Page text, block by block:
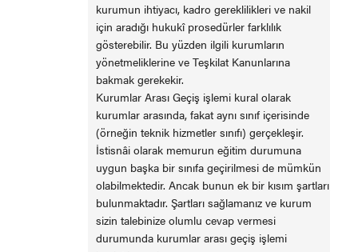
kurumun ihtiyacı, kadro gereklilikleri ve nakil
için aradığı hukukî prosedürler farklılık
gösterebilir. Bu yüzden ilgili kurumların
yönetmeliklerine ve Teşkilat Kanunlarına
bakmak gerekekir.
Kurumlar Arası Geçiş işlemi kural olarak
kurumlar arasında, fakat aynı sınıf içerisinde
(örneğin teknik hizmetler sınıfı) gerçekleşir.
İstisnâi olarak memurun eğitim durumuna
uygun başka bir sınıfa geçirilmesi de mümkün
olabilmektedir. Ancak bunun ek bir kısım şartları
bulunmaktadır. Şartları sağlamanız ve kurum
sizin talebinize olumlu cevap vermesi
durumunda kurumlar arası geçiş işlemi